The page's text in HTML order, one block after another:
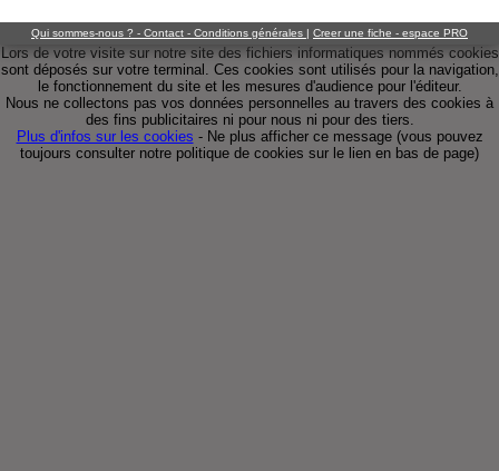
Qui sommes-nous ? - Contact - Conditions générales | Creer une fiche - espace PRO
Lors de votre visite sur notre site des fichiers informatiques nommés cookies
sont déposés sur votre terminal. Ces cookies sont utilisés pour la navigation,
le fonctionnement du site et les mesures d'audience pour l'éditeur.
Nous ne collectons pas vos données personnelles au travers des cookies à
des fins publicitaires ni pour nous ni pour des tiers.
Plus d'infos sur les cookies - Ne plus afficher ce message(vous pouvez
toujours consulter notre politique de cookies sur le lien en bas de page)